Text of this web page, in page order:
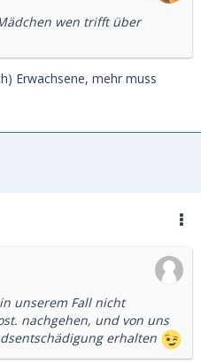
wen trifft über
Erwachsene, mehr muss
unserem Fall nicht
nachgehen, und von uns
erhalten